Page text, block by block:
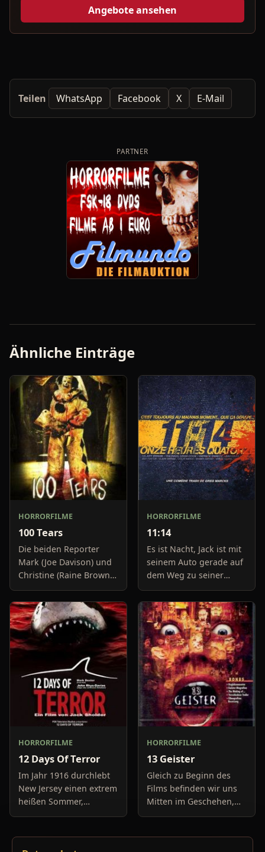
Angebote ansehen
Teilen WhatsApp Facebook X E-Mail
PARTNER
Ähnliche Einträge
HORRORFILME
100 Tears
Die beiden Reporter
Mark (Joe Davison) und
Christine (Raine Brown)
haben keine Lust mehr
auf belanglose
Boulevard-Meldungen
und befassen sich
neuerdings mit Se
HORRORFILME
11:14
Es ist Nacht, Jack ist mit
seinem Auto gerade auf
dem Weg zu seiner
Freundin, um diese
abzuholen. Die Uhr im
Auto springt auf 11:14h,
genau in dem Moment
fäll
HORRORFILME
12 Days Of Terror
Im Jahr 1916 durchlebt
New Jersey einen extrem
heißen Sommer,
während in Europa der
Bewohner eines kleinen
HORRORFILME
13 Geister
Gleich zu Beginn des
Films befinden wir uns
Mitten im Geschehen,
eine Gruppe von Leuten
Cyrus Kriticus und